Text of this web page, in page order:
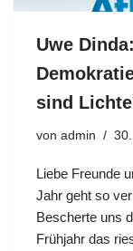
Uwe
sind
von admin
Liebe Freunde
Jahr geht so
Bescherte uns
Frühjahr das